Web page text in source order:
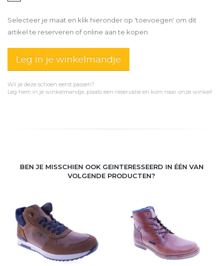
Selecteer je maat en klik hieronder op 'toevoegen' om dit
artikel te reserveren of online aan te kopen.
Leg in je winkelmandje
Wil je deze schoen eerst passen?
Leg hem in je winkelmandje, plaats een reservatie en kom naar onze winkel!
BEN JE MISSCHIEN OOK GEINTERESSEERD IN ÉÉN VAN
VOLGENDE PRODUCTEN?